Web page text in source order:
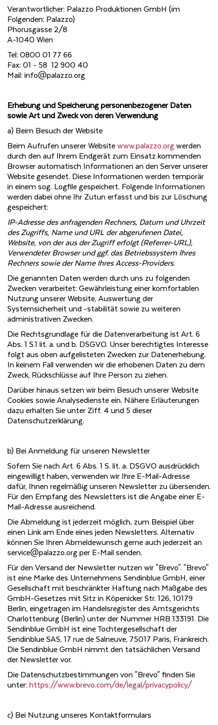
Verantwortlicher: Palazzo Produktionen GmbH (im
Folgenden: Palazzo)
Phorusgasse 2/8
A-1040 Wien
Tel: 0800 01 77 66
Fax: 01 - 58 12 900 40
Mail: info@palazzo.org
Erhebung und Speicherung personenbezogener Daten
sowie Art und Zweck von deren Verwendung
a) Beim Besuch der Website
Beim Aufrufen unserer Websitewww.palazzo.org werden
durch den auf Ihrem Endgerät zum Einsatz kommenden
Browser automatisch Informationen an den Server unserer
Website gesendet. Diese Informationen werden temporär
in einem sog. Logfile gespeichert. Folgende Informationen
werden dabei ohne Ihr Zutun erfasst und bis zur Löschung
gespeichert:
IP-Adresse des anfragenden Rechners, Datum und Uhrzeit
des Zugriffs, Name und URL der abgerufenen Datei,
Website, von der aus der Zugriff erfolgt (Referrer-URL),
Verwendeter Browser und ggf. das Betriebssystem Ihres
Rechners sowie der Name Ihres Access-Providers.
Die genannten Daten werden durch uns zu folgenden
Zwecken verarbeitet: Gewährleistung einer komfortablen
Nutzung unserer Website, Auswertung der
Systemsicherheit und -stabilität sowie zu weiteren
administrativen Zwecken.
Die Rechtsgrundlage für die Datenverarbeitung ist Art. 6
Abs. 1 S.1 lit. a. und b. DSGVO. Unser berechtigtes Interesse
folgt aus oben aufgelisteten Zwecken zur Datenerhebung.
In keinem Fall verwenden wir die erhobenen Daten zu dem
Zweck, Rückschlüsse auf Ihre Person zu ziehen.
Darüber hinaus setzen wir beim Besuch unserer Website
Cookies sowie Analysedienste ein. Nähere Erläuterungen
dazu erhalten Sie unter Ziff. 4 und 5 dieser
Datenschutzerklärung.
b) Bei Anmeldung für unseren Newsletter
Sofern Sie nach Art. 6 Abs. 1 S. lit. a. DSGVO ausdrücklich
eingewilligt haben, verwenden wir Ihre E-Mail-Adresse
dafür, Ihnen regelmäßig unseren Newsletter zu übersenden.
Für den Empfang des Newsletters ist die Angabe einer E-
Mail-Adresse ausreichend.
Die Abmeldung ist jederzeit möglich, zum Beispiel über
einen Link am Ende eines jeden Newsletters. Alternativ
können Sie Ihren Abmeldewunsch gerne auch jederzeit an
service@palazzo.org per E-Mail senden.
Für den Versand der Newsletter nutzen wir "Brevo". "Brevo"
ist eine Marke des Unternehmens Sendinblue GmbH, einer
Gesellschaft mit beschränkter Haftung nach Maßgabe des
GmbH-Gesetzes mit Sitz in Köpenicker Str. 126, 10179
Berlin, eingetragen im Handelsregister des Amtsgerichts
Charlottenburg (Berlin) unter der Nummer HRB 133191. Die
Sendinblue GmbH ist eine Tochtergesellschaft der
Sendinblue SAS, 17 rue de Salneuve, 75017 Paris, Frankreich.
Die Sendinblue GmbH nimmt den tatsächlichen Versand
der Newsletter vor.
Die Datenschutzbestimmungen von "Brevo" finden Sie
unter: https://www.brevo.com/de/legal/privacypolicy/
c) Bei Nutzung unseres Kontaktformulars